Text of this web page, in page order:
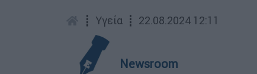
┋ Υγεία ┋ 22.08.2024 12:11
Newsroom